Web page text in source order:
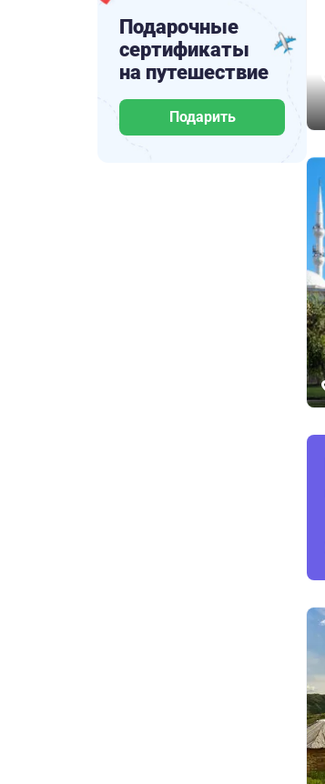
Подарочные
сертификаты
на путешествие
Подарить